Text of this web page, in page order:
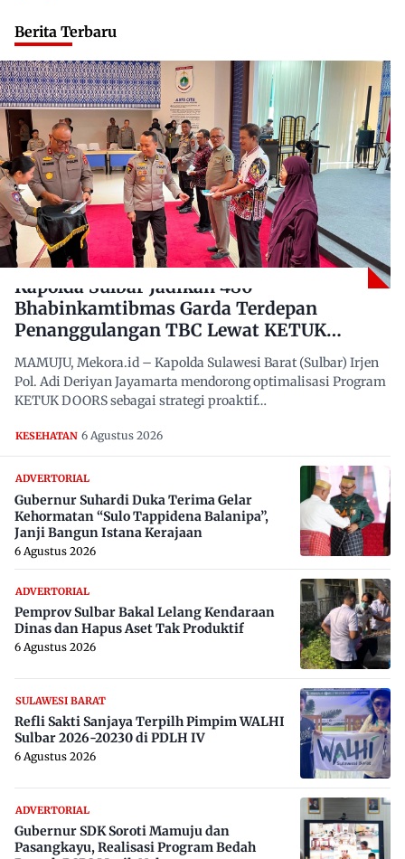
Berita Terbaru
Kapolda Sulbar Jadikan 480
Bhabinkamtibmas Garda Terdepan
Penanggulangan TBC Lewat KETUK
DOORS di 650 Desa
MAMUJU, Mekora.id – Kapolda Sulawesi Barat (Sulbar) Irjen
Pol. Adi Deriyan Jayamarta mendorong optimalisasi Program
KETUK DOORS sebagai strategi proaktif…
KESEHATAN 6 Agustus 2026
ADVERTORIAL
Gubernur Suhardi Duka Terima Gelar
Kehormatan “Sulo Tappidena Balanipa”,
Janji Bangun Istana Kerajaan
6 Agustus 2026
ADVERTORIAL
Pemprov Sulbar Bakal Lelang Kendaraan
Dinas dan Hapus Aset Tak Produktif
6 Agustus 2026
SULAWESI BARAT
Refli Sakti Sanjaya Terpilh Pimpim WALHI
Sulbar 2026-20230 di PDLH IV
6 Agustus 2026
ADVERTORIAL
Gubernur SDK Soroti Mamuju dan
Pasangkayu, Realisasi Program Bedah